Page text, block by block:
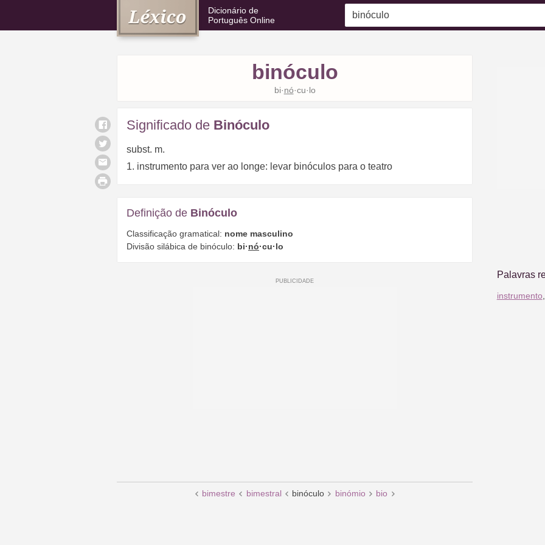
Dicionário de
Português Online
binóculo
bi·nó·cu·lo
Significado de Binóculo
subst. m.
1. instrumento para ver ao longe: levar binóculos para o teatro
Definição de Binóculo
Classificação gramatical: nome masculino
Divisão silábica de binóculo: bi·nó·cu·lo
bimestre bimestral binóculo binómio bio
Palavras
instrumento,